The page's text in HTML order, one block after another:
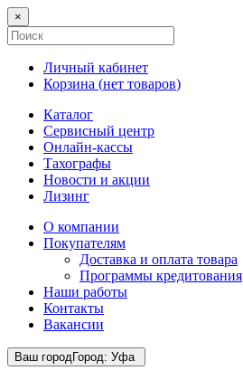
×
Личный кабинет
Корзина (нет товаров)
Каталог
Сервисный центр
Онлайн-кассы
Тахографы
Новости и акции
Лизинг
О компании
Покупателям
Доставка и оплата товара
Программы кредитования
Наши работы
Контакты
Вакансии
Ваш городГород: Уфа